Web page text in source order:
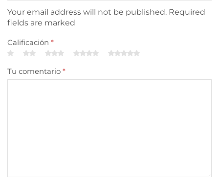
Your email address will not be published. Required
fields are marked
Calificación *
Tu comentario *